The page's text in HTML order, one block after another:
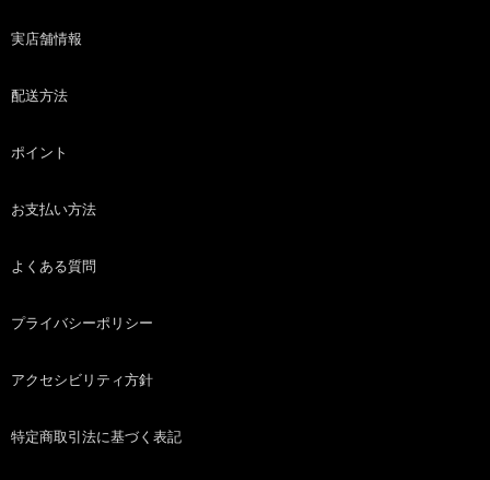
実店舗情報
配送方法
ポイント
お支払い方法
よくある質問
プライバシーポリシー
アクセシビリティ方針
特定商取引法に基づく表記